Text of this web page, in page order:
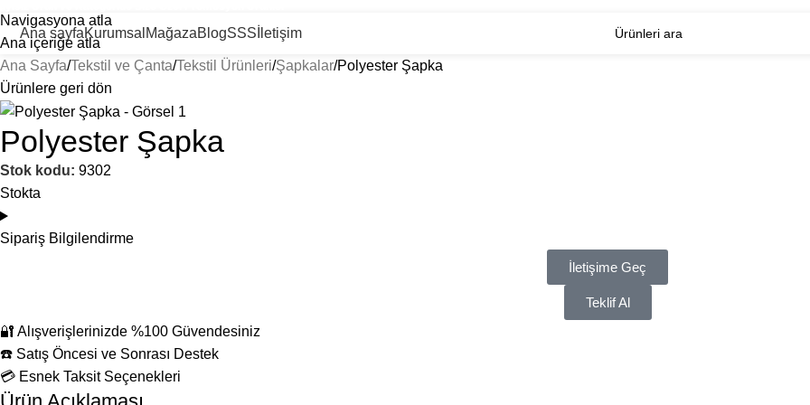
Navigasyona atla
Ana içeriğe atla
Ana sayfaKurumsal MağazaBlogSSS İletişim
Ana Sayfa Tekstil ve Çanta Tekstil Ürünleri Şapkalar Polyester Şapka
Ürünlere geri dön
Polyester Şapka
Stok kodu: 9302
Stokta
Sipariş Bilgilendirme
İletişime Geç
Teklif Al
🔐 Alışverişlerinizde %100 Güvendesiniz
☎️ Satış Öncesi ve Sonrası Destek
💳 Esnek Taksit Seçenekleri